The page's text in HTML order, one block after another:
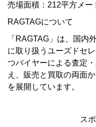
売場面積：212平方メー
RAGTAGについて
「RAGTAG」は、国内
に取り扱うユーズドセ
つバイヤーによる査定
え、販売と買取の両面
を展開しています。
ス